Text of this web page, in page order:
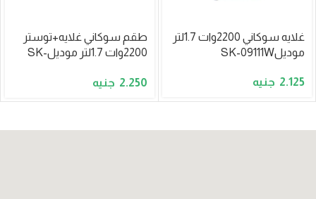
غلايه سوكاني 2200وات 1.7لتر
موديلSK-09111W
2.125
طقم سوكاني غلايه+توستر
2200وات 1.7لتر موديلSK-
2.250